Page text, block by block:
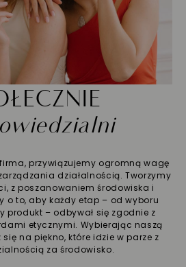
przywiązujemy ogromną wagę
działalnością. Tworzymy
z poszanowaniem środowiska i
o to, aby każdy etap – od wyboru
produkt – odbywał się zgodnie z
etycznymi. Wybierając naszą
na piękno, które idzie w parze z
za środowisko.